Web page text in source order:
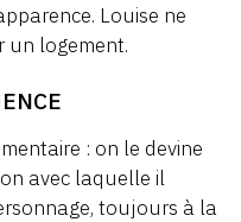
Louise ne
un logement.
: on le devine
avec laquelle il
toujours à la